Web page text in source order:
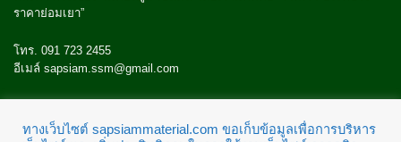
ราคาย่อมเยา”
โทร. 091 723 2455
อีเมล์ sapsiam.ssm@gmail.com
ทางเว็บไซต์ sapsiammaterial.com ขอเก็บข้อมูลเพื่อการบริหาร